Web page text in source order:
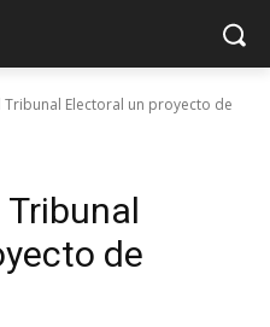
Tribunal Electoral un proyecto de
de